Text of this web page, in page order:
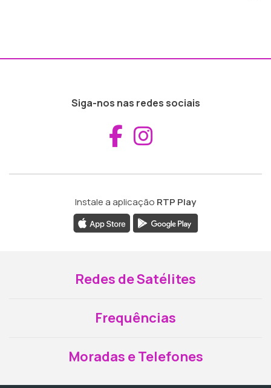
Siga-nos nas redes sociais
Aceder ao
Instale a aplicação RTP Play
Redes de Satélites
Frequências
Moradas e Telefones